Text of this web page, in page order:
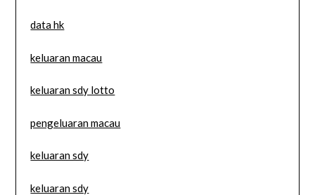
data hk
keluaran macau
keluaran sdy lotto
pengeluaran macau
keluaran sdy
keluaran sdy